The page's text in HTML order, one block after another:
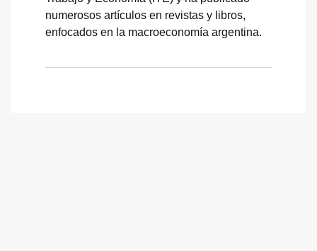
numerosos artículos en revistas y libros,
enfocados en la macroeconomía argentina.